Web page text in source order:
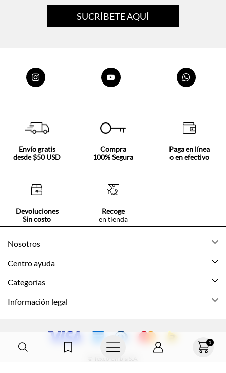
0
SUCRÍBETE AQUÍ
Envío gratis
desde $50 USD
Compra
100% Segura
Paga en línea
o en efectivo
Devoluciones
Sin costo
Recoge
en tienda
Nosotros
Acerca de Tennis
Centro ayuda
Mis pedidos
Guía de tallas
Contáctanos
Categorías
Nuevo
Niña
Información legal
Politica de envío y devolución
Políticas de privacidad
© Texcolombia S.A.